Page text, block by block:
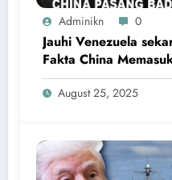
Adminikn 0
Jauhi Venezuela
Fakta China
Serikat vs Venezuela
August 25, 2025